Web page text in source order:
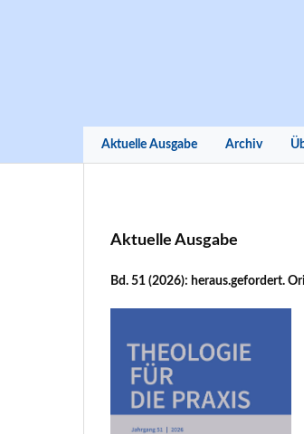
Aktuelle Ausgabe Archiv
Aktuelle Ausgabe
Bd. 51 (2026): heraus.gefordert.